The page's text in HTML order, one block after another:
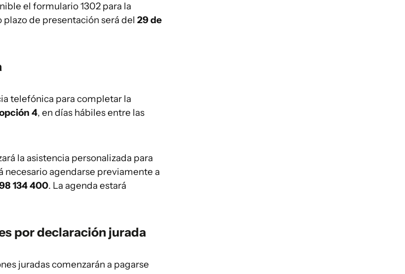
el formulario 1302 para la
de presentación será del 29 de
telefónica para completar la
4, en días hábiles entre las
la asistencia personalizada para
necesario agendarse previamente a
134 400. La agenda estará
por declaración jurada
juradas comenzarán a pagarse